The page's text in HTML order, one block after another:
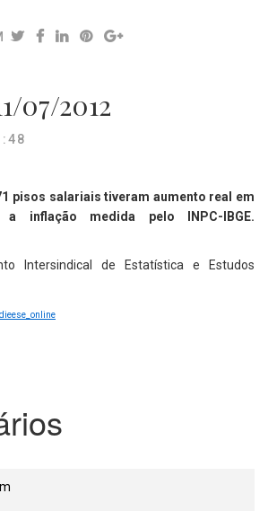
07/2012
pisos salariais tiveram aumento real em
a inflação medida pelo INPC-IBGE.
Intersindical de Estatística e Estudos